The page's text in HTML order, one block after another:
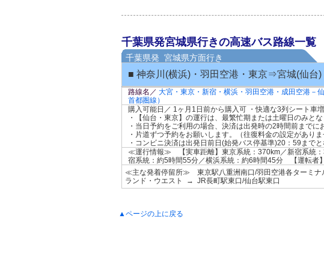
千葉県発宮城県行きの高速バス路線一覧
千葉県発 宮城県方面行き
■ 神奈川(横浜)・羽田空港・東京⇒宮城(仙台)
路線名／ 大宮・東京・新宿・横浜・羽田空港・成田空港－
首都圏線）
購入可能日／ 1ヶ月1日前から購入可 ・快適な3列シート車
・【仙台・東京】の運行は、最繁忙期または土曜日のみとな
・当日予約をご利用の場合、決済は出発時の2時間前までに
・片道ずつ予約をお願いします。（往復料金の設定がありま
・コンビニ決済は出発日前日(始発バス停基準)20：59までと
≪運行情報≫ 【実車距離】東京系統：370km／新宿系統
宿系統：約5時間55分／横浜系統：約6時間45分 【運転者
≪主な発着停留所≫ 東京駅八重洲南口/羽田空港各ターミナ
ランド・ウエスト → JR長町駅東口/仙台駅東口
▲ページの上に戻る